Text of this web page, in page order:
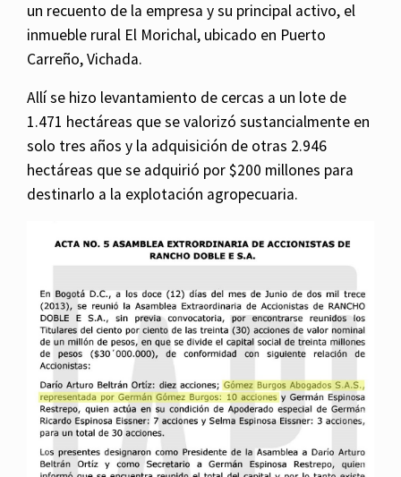
un recuento de la empresa y su principal activo, el
inmueble rural El Morichal, ubicado en Puerto
Carreño, Vichada.
Allí se hizo levantamiento de cercas a un lote de
1.471 hectáreas que se valorizó sustancialmente en
solo tres años y la adquisición de otras 2.946
hectáreas que se adquirió por $200 millones para
destinarlo a la explotación agropecuaria.